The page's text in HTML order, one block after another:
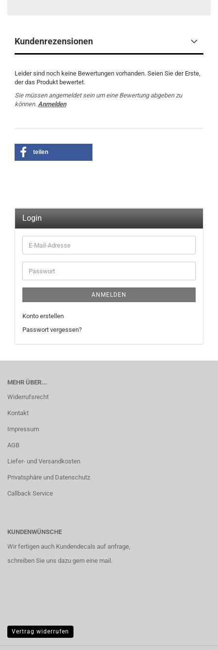
Kundenrezensionen
Leider sind noch keine Bewertungen vorhanden. Seien Sie der Erste,
der das Produkt bewertet.
Sie müssen angemeldet sein um eine Bewertung abgeben zu
können. Anmelden
teilen
Login
E-
Mail-
Adresse
Passwort
ANMELDEN
Konto erstellen
Passwort vergessen?
MEHR ÜBER...
Widerrufsrecht
Kontakt
Impressum
AGB
Liefer- und Versandkosten
Privatsphäre und Datenschutz
Callback Service
KUNDENWÜNSCHE
Wir fertigen auch Kundendecals auf anfrage,
schreiben Sie uns dazu gern eine mail.
Vertrag widerrufen